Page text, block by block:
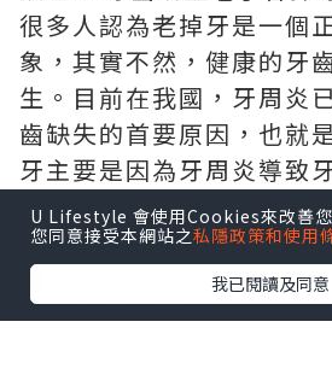
很多人認為老掉牙是一個
象，其實不然，健康的牙
生。目前在我國，牙周炎
齒缺失的首要原因，也就
牙主要是因為牙周炎導致
而牙周炎的關鍵致病因素
生物。是否罹患牙周炎與
關。
誤區4: 齙牙或牙不齊，可
U Lifestyle 會使用Cookies來改善
您同意接受本網站之私隱政策和使用
我已閱讀及同意